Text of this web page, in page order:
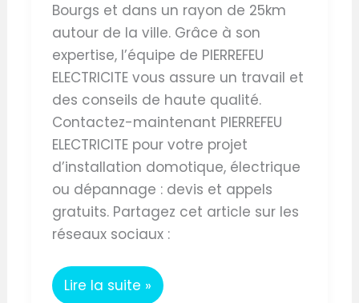
Bourgs et dans un rayon de 25km
autour de la ville. Grâce à son
expertise, l’équipe de PIERREFEU
ELECTRICITE vous assure un travail et
des conseils de haute qualité.
Contactez-maintenant PIERREFEU
ELECTRICITE pour votre projet
d’installation domotique, électrique
ou dépannage : devis et appels
gratuits. Partagez cet article sur les
réseaux sociaux :
Lire la suite »